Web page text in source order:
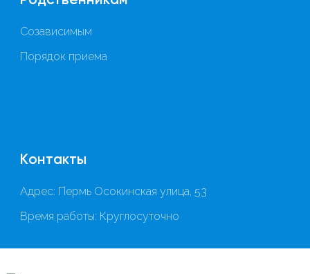
Созависимым
Порядок приема
Контакты
Адрес: Пермь Осокинская улица, 53
Время работы: Круглосуточно